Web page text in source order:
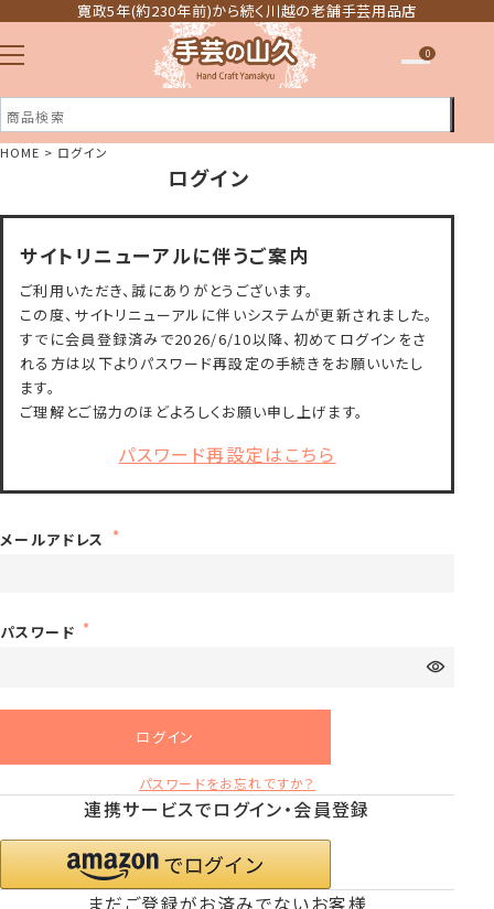
寛政5年(約230年前)から続く川越の老舗手芸用品店
注文履歴
ほしい物リスト
0
HOME ログイン
ログイン
サイトリニューアルに伴うご案内
ご利用いただき、誠にありがとうございます。
この度、サイトリニューアルに伴いシステムが更新されました。
すでに会員登録済みで2026/6/10以降、初めてログインをさ
れる方は以下よりパスワード再設定の手続きをお願いいたし
ます。
ご理解とご協力のほどよろしくお願い申し上げます。
パスワード再設定はこちら
メールアドレス
パスワード
ログイン
パスワードをお忘れですか？
連携サービスでログイン・会員登録
まだご登録がお済みでないお客様